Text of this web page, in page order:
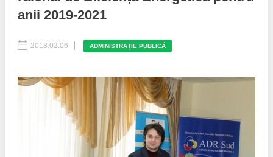
Inițiative în derulare
Inițiative desfășurate
Manual de proceduri
Politici regionale
Bunele practici
Laborator sociometric
Transparența guvernării locale
anii 2019-2021
2018.02.06 ADMINISTRAȚIE PUBLICĂ